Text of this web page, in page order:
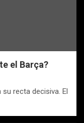
el Barça?
su recta decisiva. El